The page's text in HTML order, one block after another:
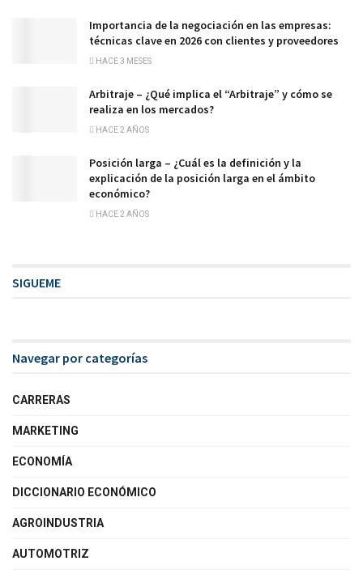
Importancia de la negociación en las empresas:
técnicas clave en 2026 con clientes y proveedores
HACE 3 MESES
Arbitraje – ¿Qué implica el “Arbitraje” y cómo se
realiza en los mercados?
HACE 2 AÑOS
Posición larga – ¿Cuál es la definición y la
explicación de la posición larga en el ámbito
económico?
HACE 2 AÑOS
SIGUEME
Navegar por categorías
CARRERAS
MARKETING
ECONOMÍA
DICCIONARIO ECONÓMICO
AGROINDUSTRIA
AUTOMOTRIZ